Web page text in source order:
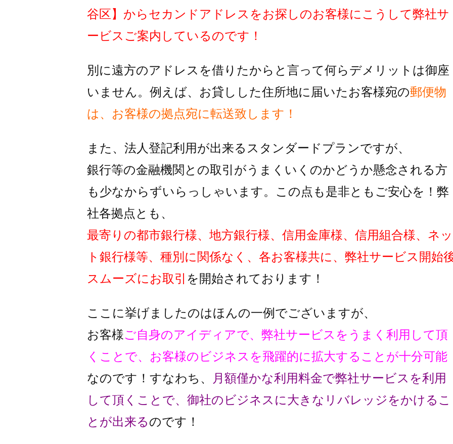
谷区】 からセカンドアドレスをお探しのお客様にこうして弊社サ
ービスご案内しているのです！
別に遠方のアドレスを借りたからと言って何らデメリットは御座
いません。例えば、お貸しした住所地に届いたお客様宛の郵便物
は、お客様の拠点宛に転送致します！
また、法人登記利用が出来るスタンダードプランですが、
銀行等の金融機関との取引がうまくいくのかどうか懸念される方
も少なからずいらっしゃいます。この点も是非ともご安心を！弊
社各拠点とも、
最寄りの都市銀行様、地方銀行様、信用金庫様、信用組合様、ネッ
ト銀行様等、種別に関係なく、各お客様共に、弊社サービス開始
スムーズに お取引 を開始されております！
ここに挙げましたのはほんの一例でございますが、
お客様ご自身のアイディアで、弊社サービスをうまく利用して頂
くことで、 お客様のビジネスを飛躍的に拡大することが十分可能
なのです！ すなわち、
月額僅かな利用料金で弊社サービスを利用
して頂くことで、 御社のビジネスに大きなリバレッジをかけるこ
とが出来るのです！